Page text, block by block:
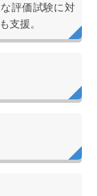
評価試験に対
支援。